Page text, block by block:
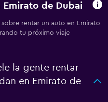
Emirato de Dubai
rentar un auto en Emirato
tu próximo viaje
la gente rentar
en Emirato de